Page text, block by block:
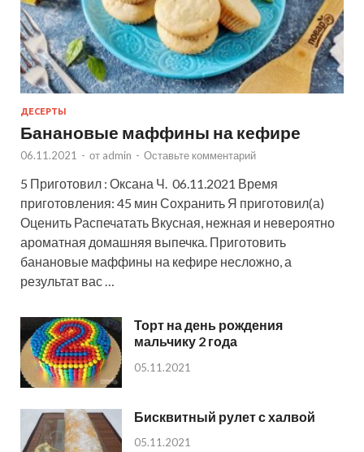
ДЕСЕРТЫ
Банановые маффины на кефире
06.11.2021 - от admin - Оставьте комментарий
5 Приготовил : Оксана Ч. 06.11.2021 Время
приготовления: 45 мин Сохранить Я приготовил(а)
Оценить Распечатать Вкусная, нежная и невероятно
ароматная домашняя выпечка. Приготовить
банановые маффины на кефире несложно, а
результат вас …
Торт на день рождения
мальчику 2 года
05.11.2021
Бисквитный рулет с халвой
05.11.2021